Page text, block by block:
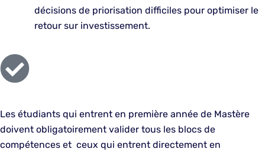
décisions de priorisation difficiles pour optimiser le
retour sur investissement.
Les étudiants qui entrent en première année de Mastère
doivent obligatoirement valider tous les blocs de
compétences et ceux qui entrent directement en